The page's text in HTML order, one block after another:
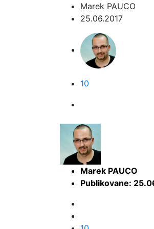
Marek PAUCO
25.06.2017
10
Marek PAUCO
Publikovane: